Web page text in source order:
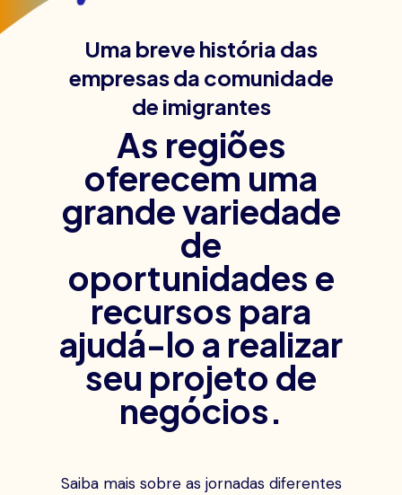
Uma breve história das
empresas da comunidade
de imigrantes
As regiões
oferecem uma
grande variedade
de
oportunidades e
recursos para
ajudá-lo a realizar
seu projeto de
negócios.
Saiba mais sobre as jornadas diferentes